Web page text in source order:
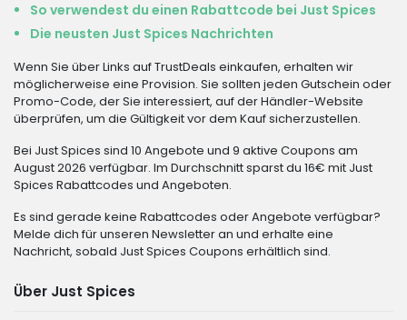
So verwendest du einen Rabattcode bei Just Spices
Die neusten Just Spices Nachrichten
Wenn Sie über Links auf TrustDeals einkaufen, erhalten wir
möglicherweise eine Provision. Sie sollten jeden Gutschein oder
Promo-Code, der Sie interessiert, auf der Händler-Website
überprüfen, um die Gültigkeit vor dem Kauf sicherzustellen.
Bei Just Spices sind 10 Angebote und 9 aktive Coupons am
August 2026 verfügbar. Im Durchschnitt sparst du 16€ mit Just
Spices Rabattcodes und Angeboten.
Es sind gerade keine Rabattcodes oder Angebote verfügbar?
Melde dich für unseren Newsletter an und erhalte eine
Nachricht, sobald Just Spices Coupons erhältlich sind.
Über Just Spices